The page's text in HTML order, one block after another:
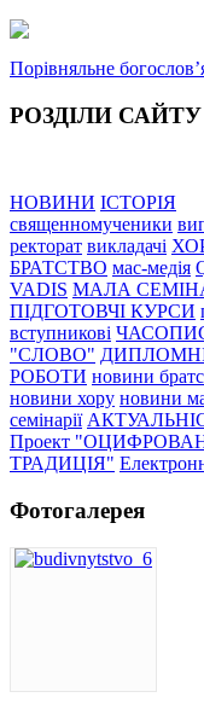
Порівняльне
РОЗДІЛИ САЙТУ
НОВИНИ ІСТОРІЯ
священномученики
ректорат викладачі
БРАТСТВО мас-медія
VADIS МАЛА
ПІДГОТОВЧІ КУРСИ
вступникові
"СЛОВО"
РОБОТИ новини
новини хору новини
семінарії
Проект
ТРАДИЦІЯ"
Фотогалерея